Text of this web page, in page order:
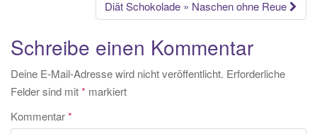
NavigationDiät Schokolade » Naschen ohne Reue
Schreibe einen Kommentar
Deine E-Mail-Adresse wird nicht veröffentlicht. Erforderliche
Felder sind mit* markiert
Kommentar*